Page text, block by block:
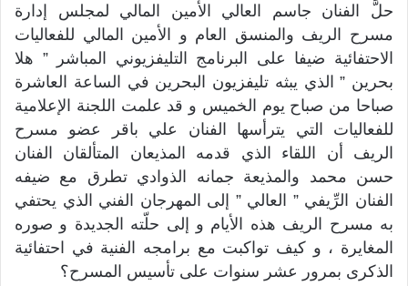
حلَّ الفنان جاسم العالي الأمين المالي لمجلس إدارة
مسرح الريف والمنسق العام و الأمين المالي للفعاليات
الاحتفائية ضيفا على البرنامج التليفزيوني المباشر ” هلا
بحرين ” الذي يبثه تليفزيون البحرين في الساعة العاشرة
صباحا من صباح يوم الخميس و قد علمت اللجنة الإعلامية
للفعاليات التي يترأسها الفنان علي باقر عضو مسرح
الريف أن اللقاء الذي قدمه المذيعان المتألقان الفنان
حسن محمد والمذيعة جمانه الذوادي تطرق مع ضيفه
الفنان الرِّيفي ” العالي ” إلى المهرجان الفني الذي يحتفي
به مسرح الريف هذه الأيام و إلى حلّته الجديدة و صوره
المغايرة ، و كيف تواكبت مع برامجه الفنية في احتفائية
الذكرى بمرور عشر سنوات على تأسيس المسرح؟